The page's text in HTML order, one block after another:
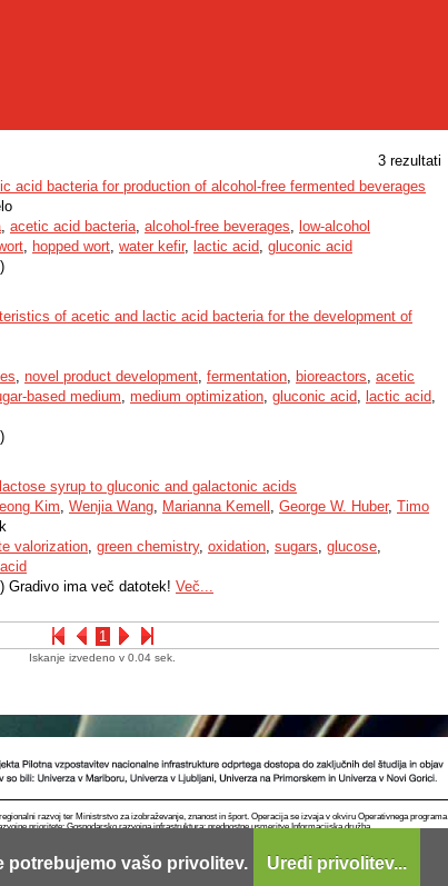
potrebujemo vašo privolitev. Uredi privolitev...
3 rezultati
1
acid bacteria for production of alcohol-free fermented beverages
, acetic acid bacteria, alcohol-free beverages, low-alcohol
, hopped wort, water kefir, lactic acid, gluconic acid
of acetic and lactic acid bacteria for the development of
, novel product development, fermentation, bioreactors, acetic
based medium, medium optimization, gluconic acid, lactic acid,
syrup to gluconic and galactonic acids
Kim, Wenjia Wang, Marianna Kemell , George W. Huber, Timo
valorization, green chemistry, oxidation, sugars, glucose,
Gradivo ima več datotek! Več...
Iskanje izvedeno v 0.04 sek.
razvoj ter Ministrstvo za izobraževanje, znanost in šport. Operacija se izvaja v okviru Operativnega programa
prioritete: Gospodarsko razvojna infrastruktura; prednostne usmeritve Informacijska družba.
Pogoji uporabe Mobilno